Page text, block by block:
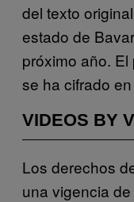
del texto
estado de
próximo año.
se ha cifrado
VIDEOS BY
Los derechos
una vigencia